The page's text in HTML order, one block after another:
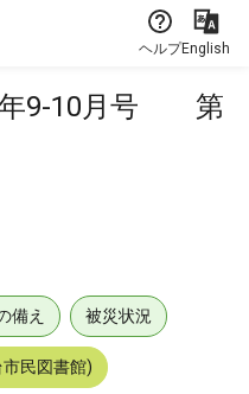
ヘルプEnglish
9-10月号 第
備え 被災状況
民図書館)